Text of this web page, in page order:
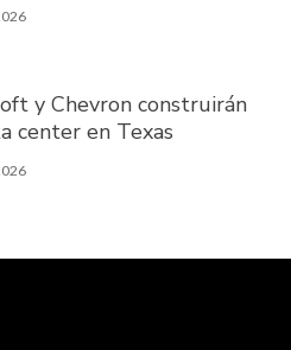
y Chevron construirán
center en Texas